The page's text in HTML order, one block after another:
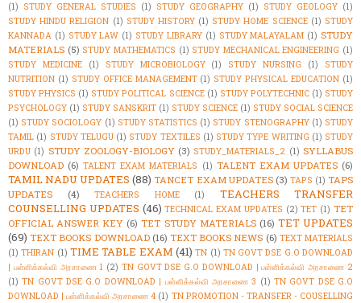
(1) STUDY GENERAL STUDIES (1) STUDY GEOGRAPHY (1) STUDY GEOLOGY (1)
STUDY HINDU RELIGION (1) STUDY HISTORY (1) STUDY HOME SCIENCE (1) STUDY
KANNADA (1) STUDY LAW (1) STUDY LIBRARY (1) STUDY MALAYALAM (1) STUDY
MATERIALS (5) STUDY MATHEMATICS (1) STUDY MECHANICAL ENGINEERING (1)
STUDY MEDICINE
(1) STUDY MICROBIOLOGY (1) STUDY NURSING (1)
STUDY
NUTRITION (1) STUDY OFFICE MANAGEMENT (1) STUDY PHYSICAL EDUCATION (1)
STUDY PHYSICS (1) STUDY POLITICAL SCIENCE (1) STUDY POLYTECHNIC (1) STUDY
PSYCHOLOGY (1) STUDY SANSKRIT (1) STUDY SCIENCE (1) STUDY SOCIAL SCIENCE
(1) STUDY SOCIOLOGY (1) STUDY STATISTICS (1) STUDY STENOGRAPHY (1) STUDY
TAMIL (1) STUDY TELUGU (1) STUDY TEXTILES (1) STUDY TYPE WRITING (1) STUDY
URDU (1) STUDY ZOOLOGY-BIOLOGY (3) STUDY_MATERIALS_2 (1) SYLLABUS
DOWNLOAD (6) TALENT EXAM MATERIALS (1) TALENT EXAM UPDATES (6)
TAMIL NADU UPDATES (88) TANCET EXAM UPDATES (3) TAPS (1) TAPS
UPDATES
(4) TEACHERS HOME (1)
TEACHERS TRANSFER
COUNSELLING UPDATES (46) TECHNICAL EXAM UPDATES (2) TET (1) TET
OFFICIAL ANSWER KEY (6) TET STUDY MATERIALS (16) TET UPDATES
(69) TEXT BOOKS DOWNLOAD (16) TEXT BOOKS NEWS (6) TEXT MATERIALS
(1) THIRAN (1) TIME TABLE EXAM (41) TN (1) TN GOVT DSE G.O DOWNLOAD
| பள்ளிக்கல்வி அரசாணை 1 (2) TN GOVT DSE G.O DOWNLOAD | பள்ளிக்கல்வி அரசாணை 2
(1) TN GOVT DSE G.O DOWNLOAD | பள்ளிக்கல்வி அரசாணை 3 (1) TN GOVT DSE G.O
DOWNLOAD | பள்ளிக்கல்வி அரசாணை 4 (1) TN PROMOTION - TRANSFER - COUSELLING